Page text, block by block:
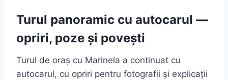
Turul panoramic cu autocarul —
opriri, poze și povești
Turul de oraș cu Marinela a continuat cu
autocarul, cu opriri pentru fotografii și explicații